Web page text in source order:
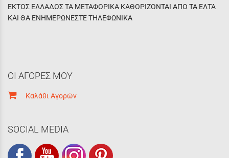
ΕΚΤΟΣ ΕΛΛΑΔΟΣ ΤΑ ΜΕΤΑΦΟΡΙΚΑ ΚΑΘΟΡΙΖΟΝΤΑΙ ΑΠΟ ΤΑ ΕΛΤΑ
ΚΑΙ ΘΑ ΕΝΗΜΕΡΩΝΕΣΤΕ ΤΗΛΕΦΩΝΙΚΑ
ΟΙ ΑΓΟΡΕΣ ΜΟΥ
Καλάθι Αγορών
SOCIAL MEDIA